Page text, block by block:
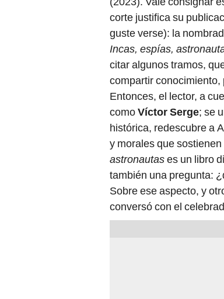
corte justifica su
guste verse): la
Incas, espías,
citar algunos tramos,
compartir conocimiento,
Entonces, el lector, a
comoVíctor Serge; se
histórica, redescubre a
y morales que
astronautases un libro
también una pregunta:
Sobre ese aspecto, y
conversó con el